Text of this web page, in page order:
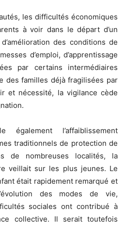
les difficultés économiques
à voir dans le départ d’un
des conditions de
d’emploi, d’apprentissage
par certains intermédiaires
des familles déjà fragilisées par
et nécessité, la vigilance cède
également l’affaiblissement
traditionnels de protection de
de nombreuses localités, la
veillait sur les plus jeunes. Le
était rapidement remarqué et
des modes de vie,
sociales ont contribué à
collective. Il serait toutefois